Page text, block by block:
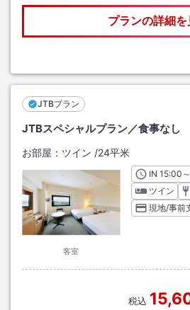
プランの詳細を
JTBプラン
JTBスペシャルプラン／食事なし
お部屋： ツイン /24平米
客室
INチェッ
15:00
ツイン
現地/事前
税込